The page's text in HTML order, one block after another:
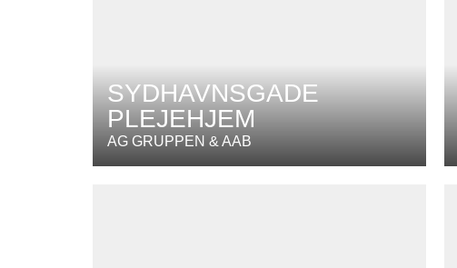
SYDHAVNSGADE
PLEJEHJEM
AG GRUPPEN & AAB